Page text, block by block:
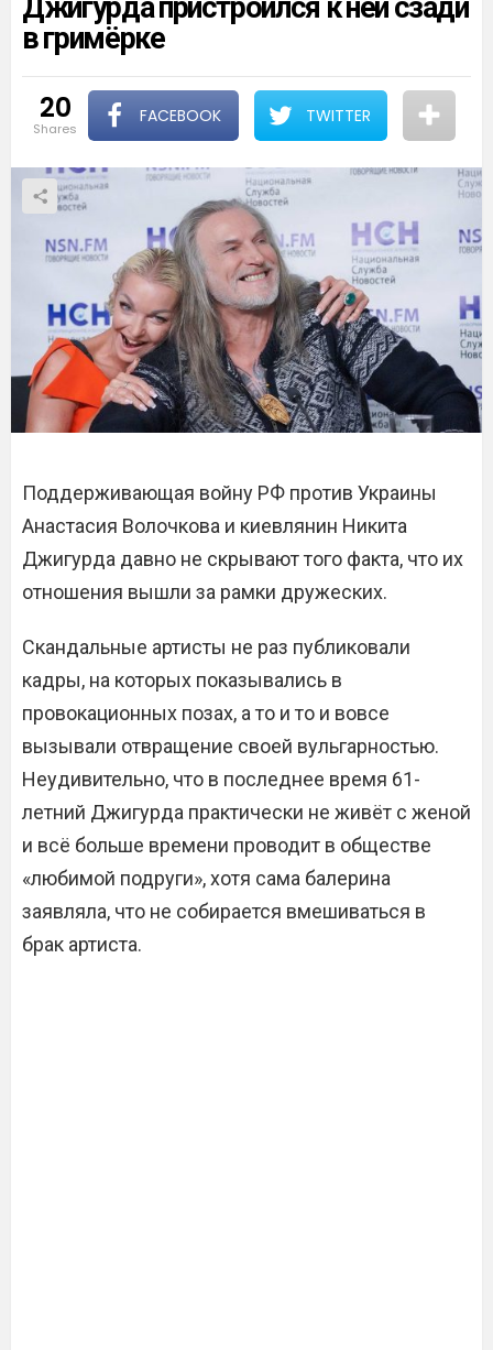
в гримёрке
20
shares
FACEBOOK TWITTER
Поддерживающая войну РФ против Украины
Анастасия Волочкова и киевлянин Никита
Джигурда давно не скрывают того факта, что их
отношения вышли за рамки дружеских.
Скандальные артисты не раз публиковали
кадры, на которых показывались в
провокационных позах, а то и то и вовсе
вызывали отвращение своей вульгарностью.
Неудивительно, что в последнее время 61-
летний Джигурда практически не живёт с женой
и всё больше времени проводит в обществе
«любимой подруги», хотя сама балерина
заявляла, что не собирается вмешиваться в
брак артиста.